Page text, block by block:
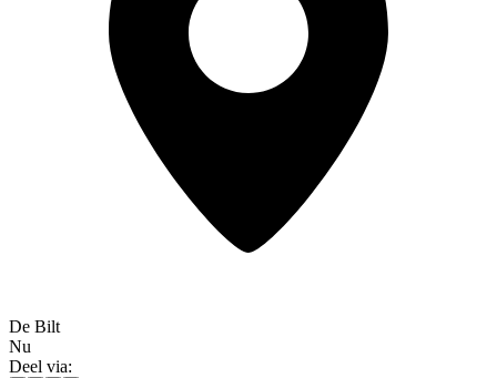
De Bilt
Nu
Deel via: